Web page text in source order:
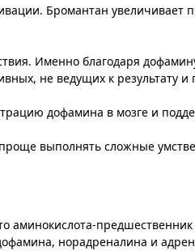
Бромантан увеличивает
Именно благодаря
не ведущих к результату
дофамина в мозге и
выполнять сложные
аминокислота-
норадреналина и